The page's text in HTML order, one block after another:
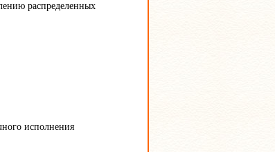
распределенных
исполнения